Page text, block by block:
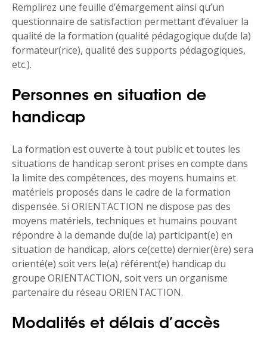
Remplirez une feuille d’émargement ainsi qu’un
questionnaire de satisfaction permettant d’évaluer la
qualité de la formation (qualité pédagogique du(de la)
formateur(rice), qualité des supports pédagogiques,
etc.).
Personnes en situation de
handicap
La formation est ouverte à tout public et toutes les
situations de handicap seront prises en compte dans
la limite des compétences, des moyens humains et
matériels proposés dans le cadre de la formation
dispensée. Si ORIENTACTION ne dispose pas des
moyens matériels, techniques et humains pouvant
répondre à la demande du(de la) participant(e) en
situation de handicap, alors ce(cette) dernier(ère) sera
orienté(e) soit vers le(a) référent(e) handicap du
groupe ORIENTACTION, soit vers un organisme
partenaire du réseau ORIENTACTION.
Modalités et délais d’accès